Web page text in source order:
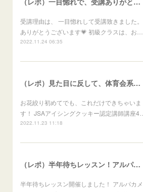
受講理由は、 一目惚れして受講致きました。
ありがとうございます💗 初級クラスは、お…
2022.11.24 06:35
（レポ）見た目に反して、体育会系な回（笑）
お花絞り初めてでも、これだけできちゃいま
す！ JSAアイシングクッキー認定講師講座4…
2022.11.23 11:18
（レポ）半年待ちレッスン！アルパカメレンゲポップス
半年待ちレッスン開催しました！ アルパカメ